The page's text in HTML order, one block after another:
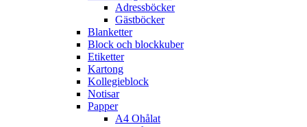
Adressböcker
Gästböcker
Blanketter
Block och blockkuber
Etiketter
Kartong
Kollegieblock
Notisar
Papper
A4 Ohålat